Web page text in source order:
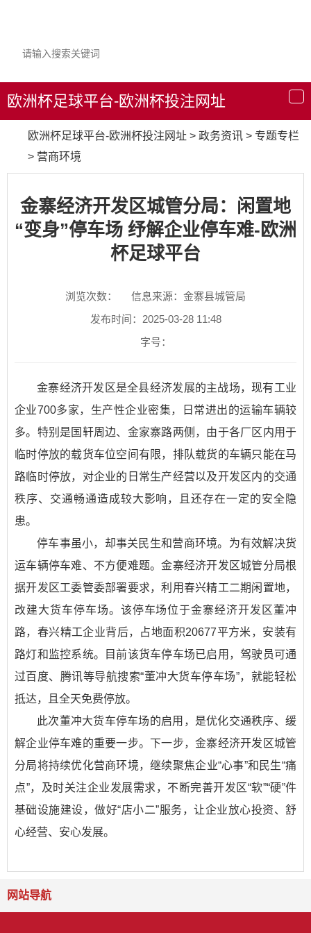
导
航
欧洲杯足球平台-欧洲杯投注网址
欧洲杯足球平台-欧洲杯投注网址 > 政务资讯 > 专题专栏
> 营商环境
金寨经济开发区城管分局：闲置地
“变身”停车场 纾解企业停车难-欧洲
杯足球平台
浏览次数：
信息来源：金寨县城管局
发布时间：2025-03-28 11:48
字号：
金寨经济开发区是全县经济发展的主战场，现有工业
企业700多家，生产性企业密集，日常进出的运输车辆较
多。特别是国轩周边、金家寨路两侧，由于各厂区内用于
临时停放的载货车位空间有限，排队载货的车辆只能在马
路临时停放，对企业的日常生产经营以及开发区内的交通
秩序、交通畅通造成较大影响，且还存在一定的安全隐
患。
停车事虽小，却事关民生和营商环境。为有效解决货
运车辆停车难、不方便难题。金寨经济开发区城管分局根
据开发区工委管委部署要求，利用春兴精工二期闲置地，
改建大货车停车场。该停车场位于金寨经济开发区董冲
路，春兴精工企业背后，占地面积20677平方米，安装有
路灯和监控系统。目前该货车停车场已启用，驾驶员可通
过百度、腾讯等导航搜索“董冲大货车停车场”，就能轻松
抵达，且全天免费停放。
此次董冲大货车停车场的启用，是优化交通秩序、缓
解企业停车难的重要一步。下一步，金寨经济开发区城管
分局将持续优化营商环境，继续聚焦企业“心事”和民生“痛
点”，及时关注企业发展需求，不断完善开发区“软”“硬”件
基础设施建设，做好“店小二”服务，让企业放心投资、舒
心经营、安心发展。
网站导航